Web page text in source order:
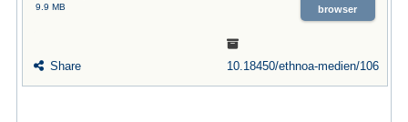
9.9 MB
browser
Share 10.18450/ethnoa-medien/106